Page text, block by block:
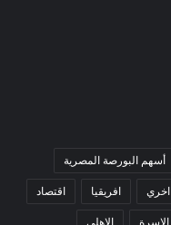
أسهم البورصة المصرية
اخري افريقيا اقتصاد
الاسرة الاهلي